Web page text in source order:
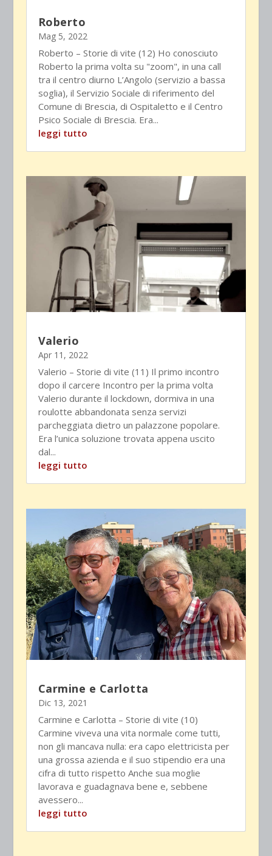
Roberto
Mag 5, 2022
Roberto – Storie di vite (12) Ho conosciuto
Roberto la prima volta su "zoom", in una call
tra il centro diurno L’Angolo (servizio a bassa
soglia), il Servizio Sociale di riferimento del
Comune di Brescia, di Ospitaletto e il Centro
Psico Sociale di Brescia. Era...
leggi tutto
Valerio
Apr 11, 2022
Valerio – Storie di vite (11) Il primo incontro
dopo il carcere Incontro per la prima volta
Valerio durante il lockdown, dormiva in una
roulotte abbandonata senza servizi
parcheggiata dietro un palazzone popolare.
Era l’unica soluzione trovata appena uscito
dal...
leggi tutto
Carmine e Carlotta
Dic 13, 2021
Carmine e Carlotta – Storie di vite (10)
Carmine viveva una vita normale come tutti,
non gli mancava nulla: era capo elettricista per
una grossa azienda e il suo stipendio era una
cifra di tutto rispetto Anche sua moglie
lavorava e guadagnava bene e, sebbene
avessero...
leggi tutto